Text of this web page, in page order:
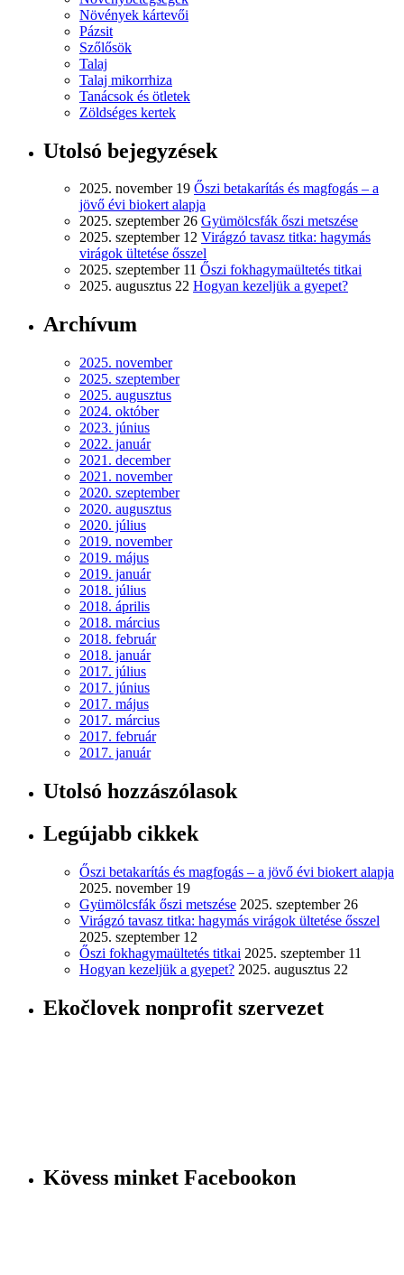
Növények kártevői
Pázsit
Szőlősök
Talaj
Talaj mikorrhiza
Tanácsok és ötletek
Zöldséges kertek
Utolsó bejegyzések
2025. november 19 Őszi betakarítás és magfogás – a
jövő évi biokert alapja
2025. szeptember 26 Gyümölcsfák őszi metszése
2025. szeptember 12 Virágzó tavasz titka: hagymás
virágok ültetése ősszel
2025. szeptember 11 Őszi fokhagymaültetés titkai
2025. augusztus 22 Hogyan kezeljük a gyepet?
Archívum
2025. november
2025. szeptember
2025. augusztus
2024. október
2023. június
2022. január
2021. december
2021. november
2020. szeptember
2020. augusztus
2020. július
2019. november
2019. május
2019. január
2018. július
2018. április
2018. március
2018. február
2018. január
2017. július
2017. június
2017. május
2017. március
2017. február
2017. január
Utolsó hozzászólasok
Legújabb cikkek
Őszi betakarítás és magfogás – a jövő évi biokert alapja
2025. november 19
Gyümölcsfák őszi metszése 2025. szeptember 26
Virágzó tavasz titka: hagymás virágok ültetése ősszel
2025. szeptember 12
Őszi fokhagymaültetés titkai 2025. szeptember 11
Hogyan kezeljük a gyepet? 2025. augusztus 22
Ekočlovek nonprofit szervezet
Kövess minket Facebookon